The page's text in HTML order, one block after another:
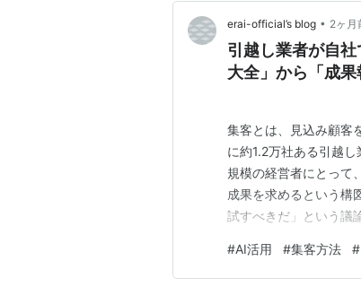
erai-official’s blog • 2ヶ月
引越し業者が自
大全」から「成
集客とは、見込み顧客
に約1.2万社ある引越
規模の経営者にとって
成果を求めるという構
試すべきだ」という議
は、「〇〇選」「完全
YouTubeチャンネル、
#AI活用 #集客方法 #